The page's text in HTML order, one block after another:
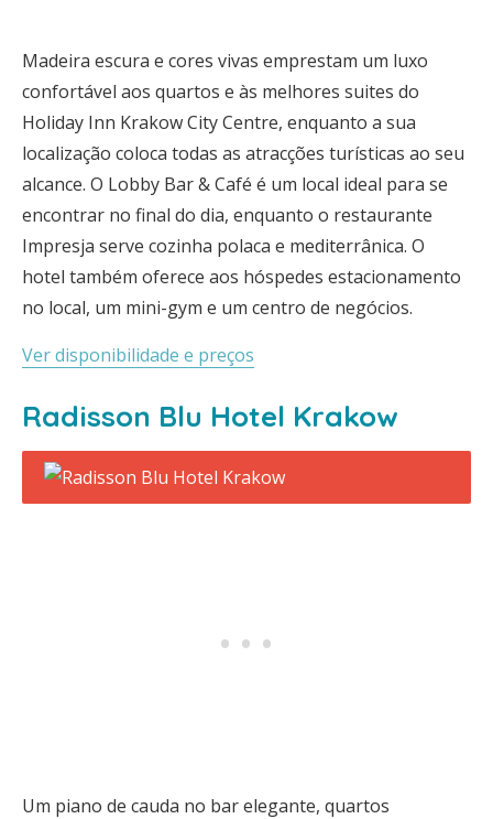
Madeira escura e cores vivas emprestam um luxo
confortável aos quartos e às melhores suites do
Holiday Inn Krakow City Centre, enquanto a sua
localização coloca todas as atracções turísticas ao seu
alcance. O Lobby Bar & Café é um local ideal para se
encontrar no final do dia, enquanto o restaurante
Impresja serve cozinha polaca e mediterrânica. O
hotel também oferece aos hóspedes estacionamento
no local, um mini-gym e um centro de negócios.
Ver disponibilidade e preços
Radisson Blu Hotel Krakow
Um piano de cauda no bar elegante, quartos